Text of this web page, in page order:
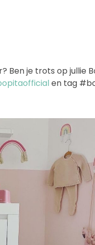
je trots op jullie
en tag